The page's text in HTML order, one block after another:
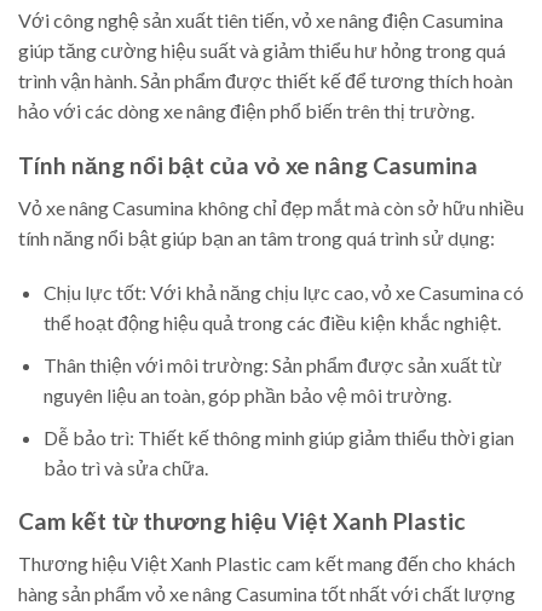
Với công nghệ sản xuất tiên tiến, vỏ xe nâng điện Casumina
giúp tăng cường hiệu suất và giảm thiểu hư hỏng trong quá
trình vận hành. Sản phẩm được thiết kế để tương thích hoàn
hảo với các dòng xe nâng điện phổ biến trên thị trường.
Tính năng nổi bật của vỏ xe nâng Casumina
Vỏ xe nâng Casumina không chỉ đẹp mắt mà còn sở hữu nhiều
tính năng nổi bật giúp bạn an tâm trong quá trình sử dụng:
Chịu lực tốt: Với khả năng chịu lực cao, vỏ xe Casumina có
thể hoạt động hiệu quả trong các điều kiện khắc nghiệt.
Thân thiện với môi trường: Sản phẩm được sản xuất từ
nguyên liệu an toàn, góp phần bảo vệ môi trường.
Dễ bảo trì: Thiết kế thông minh giúp giảm thiểu thời gian
bảo trì và sửa chữa.
Cam kết từ thương hiệu Việt Xanh Plastic
Thương hiệu Việt Xanh Plastic cam kết mang đến cho khách
hàng sản phẩm vỏ xe nâng Casumina tốt nhất với chất lượng